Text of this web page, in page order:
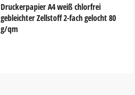
Druckerpapier A4 weiß chlorfrei
gebleichter Zellstoff 2-fach gelocht 80
g/qm